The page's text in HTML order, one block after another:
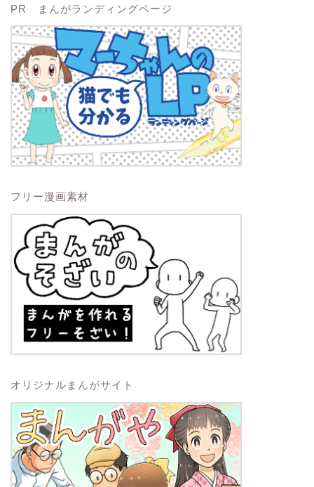
PR まんがランディングページ
フリー漫画素材
オリジナルまんがサイト